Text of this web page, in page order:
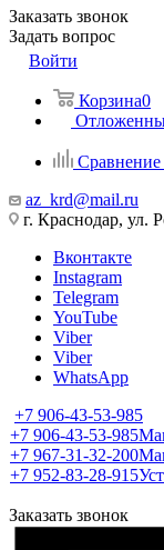
Заказать звонок
Задать вопрос
Войти
Корзина0
Сравнение
az_krd@mail.ru
г. Краснодар, ул.
Вконтакте
Instagram
Telegram
YouTube
Viber
Viber
WhatsApp
+7 906-43-53-985
+7 906-43-53-985
+7 967-31-32-200
+7 952-83-28-915
Заказать звонок